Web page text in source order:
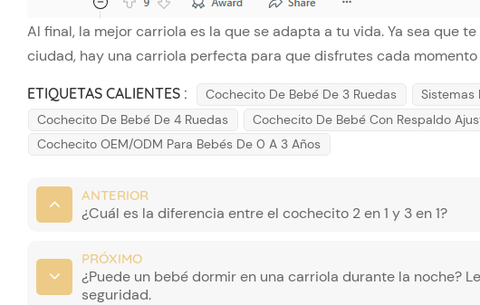
Al final, la mejor carriola es la que se adapta a tu vida. Ya sea que
ciudad, hay una carriola perfecta para que disfrutes cada
ETIQUETAS CALIENTES : Cochecito De Bebé De 3 Ruedas
Sistemas
Cochecito De Bebé De 4 Ruedas
Cochecito De Bebé Con Respaldo
Cochecito OEM/ODM Para Bebés De 0 A 3 Años
ANTERIOR
¿Cuál es la diferencia entre el cochecito 2 en 1 y 3 en 1?
PRÓXIMO
¿Puede un bebé dormir en una carriola durante la noche?
seguridad.